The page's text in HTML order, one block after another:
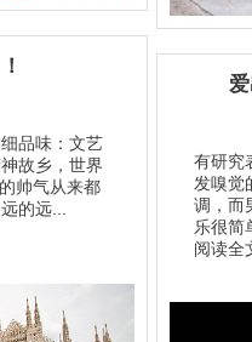
品味：文艺
故乡，世界
帅气从来都
的远...
有研究
发嗅觉
调，而
乐很简
阅读全